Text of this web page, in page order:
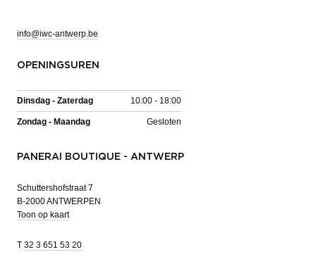
info@iwc-antwerp.be
OPENINGSUREN
Dinsdag - Zaterdag 10:00 - 18:00
Zondag - Maandag Gesloten
PANERAI BOUTIQUE - ANTWERP
Schuttershofstraat 7
B-2000 ANTWERPEN
Toon op kaart
T 32 3 651 53 20